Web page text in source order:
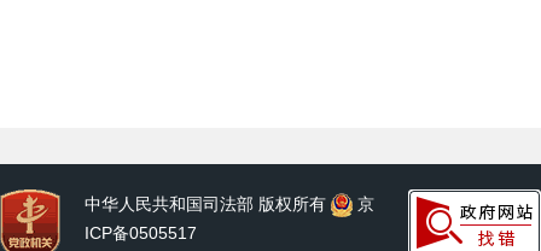
中华人民共和国司法部 版权所有
京
ICP备0505517